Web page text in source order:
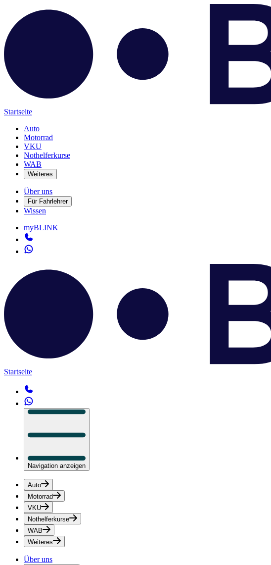
Startseite
Auto
Motorrad
VKU
Nothelferkurse
WAB
Weiteres
Über uns
Für Fahrlehrer
Wissen
myBLINK
Startseite
Navigation anzeigen
Auto
Motorrad
VKU
Nothelferkurse
WAB
Weiteres
Über uns